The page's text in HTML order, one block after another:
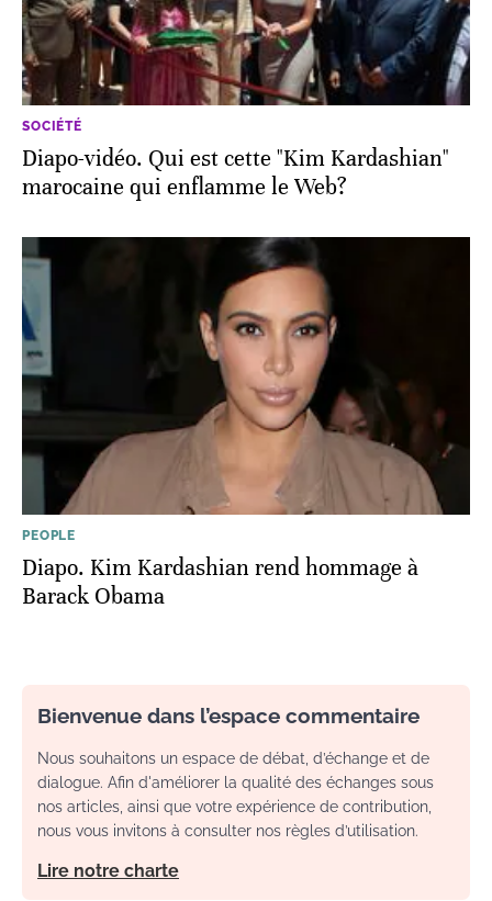
SOCIÉTÉ
Diapo-vidéo. Qui est cette "Kim Kardashian"
marocaine qui enflamme le Web?
PEOPLE
Diapo. Kim Kardashian rend hommage à
Barack Obama
Bienvenue dans l’espace commentaire
Nous souhaitons un espace de débat, d’échange et de
dialogue. Afin d'améliorer la qualité des échanges sous
nos articles, ainsi que votre expérience de contribution,
nous vous invitons à consulter nos règles d’utilisation.
Lire notre charte